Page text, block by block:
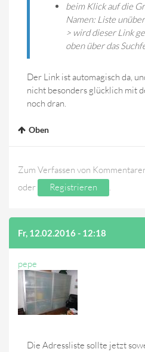
beim Klick auf die
Namen: Liste
> wird dieser Link
oben über das
Der Link ist automagisch da,
nicht besonders glücklich mit
noch dran.
Oben
Zum Verfassen von
oder
Registrieren .
Fr, 12.02.2016 - 12:18
pepe
Die Adressliste sollte jetzt